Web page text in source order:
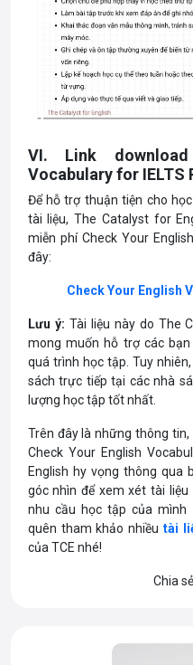
VI. Link
Vocabulary for IELTS
Để hỗ trợ thuận tiện cho
tài liệu, The Catalyst for
miễn phí Check Your
đây:
Check Your English
Lưu ý: Tài liệu này do The
mong muốn hỗ trợ các
quá trình học tập. Tuy
sách trực tiếp tại các nhà
lượng học tập tốt nhất.
Trên đây là những thông
Check Your English
English hy vọng thông qua
góc nhìn để xem xét tài
nhu cầu học tập của mình
quên tham khảo nhiềutài
của TCE nhé!
Chia